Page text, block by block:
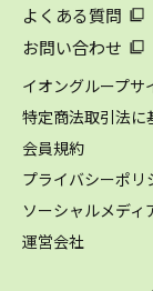
よくある質問
お問い合わせ
イオングループサ
特定商法取引法に
会員規約
プライバシーポリ
ソーシャルメディ
運営会社